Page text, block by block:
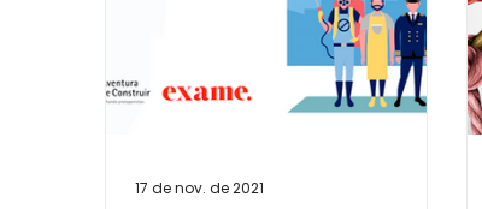
Série Raízes que Constroem: 15 anos
17 de nov. de 2021